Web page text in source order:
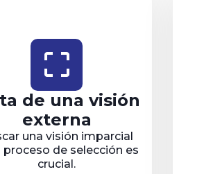
crop_free
de una visión
externa
una visión imparcial
proceso de selección es
crucial.